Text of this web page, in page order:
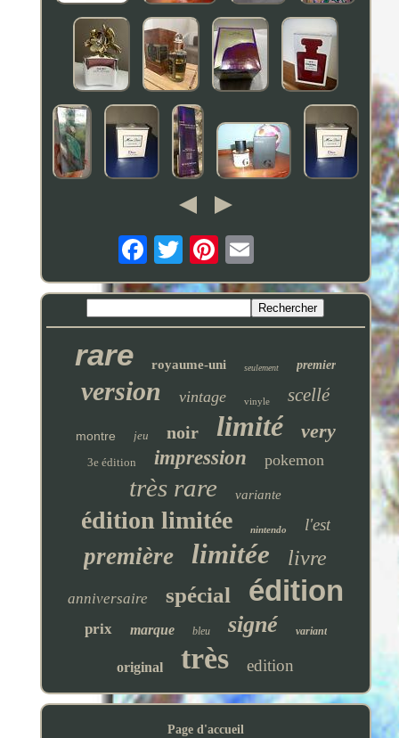
rare royaume-uni seulement premier
version vintage vinyle scellé
montre jeu noir limité very
3e édition impression pokemon
très rare variante
édition limitée nintendo l'est
première limitée livre
anniversaire spécial édition
prix marque bleu signé variant
original très edition
Page d'accueil